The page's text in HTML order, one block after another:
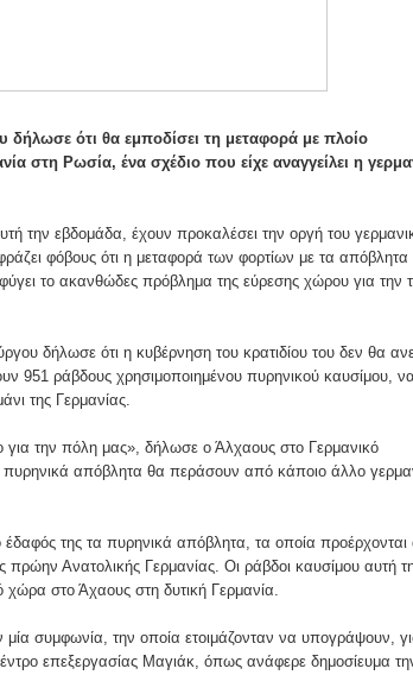
δήλωσε ότι θα εμποδίσει τη μεταφορά με πλοίο
στη Ρωσία, ένα σχέδιο που είχε αναγγείλει η
την εβδομάδα, έχουν προκαλέσει την οργή του
φόβους ότι η μεταφορά των φορτίων με τα απόβλητα
το ακανθώδες πρόβλημα της εύρεσης χώρου για την
δήλωσε ότι η κυβέρνηση του κρατιδίου του δεν θα
951 ράβδους χρησιμοποιημένου πυρηνικού καυσίμου, να
της Γερμανίας.
για την πόλη μας», δήλωσε ο Άλχαους στο Γερμανικό
πυρηνικά απόβλητα θα περάσουν από κάποιο άλλο
της τα πυρηνικά απόβλητα, τα οποία
πρώην Ανατολικής Γερμανίας. Οι ράβδοι καυσίμου αυτή
χώρα στο Άχαους στη δυτική Γερμανία.
συμφωνία, την οποία ετοιμάζονταν να υπογράψουν,
επεξεργασίας Μαγιάκ, όπως ανάφερε δημοσίευμα